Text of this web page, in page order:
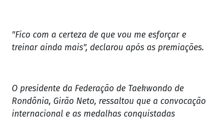
"Fico com a certeza de que vou me esforçar e
treinar ainda mais", declarou após as premiações.
O presidente da Federação de Taekwondo de
Rondônia, Girão Neto, ressaltou que a convocação
internacional e as medalhas conquistadas